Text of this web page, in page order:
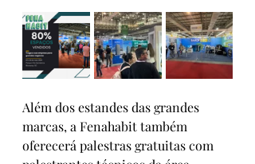
Além dos estandes das grandes
marcas, a Fenahabit também
oferecerá palestras gratuitas com